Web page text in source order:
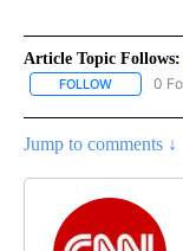
Article Topic Follows:
FOLLOW FOLLOW
0
Jump to comments ↓